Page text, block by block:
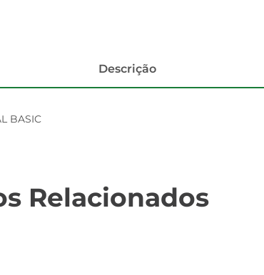
Descrição
BASIC
Relacionados